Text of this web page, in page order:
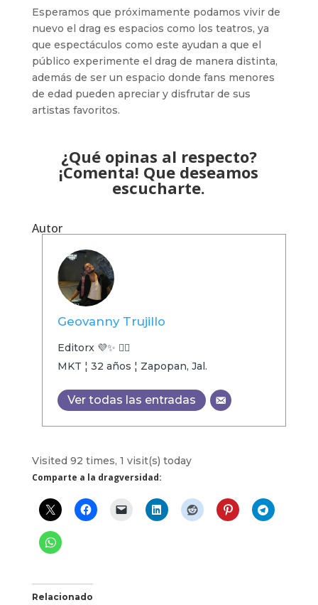
Esperamos que próximamente podamos vivir de
nuevo el drag es espacios como los teatros, ya
que espectáculos como este ayudan a que el
público experimente el drag de manera distinta,
además de ser un espacio donde fans menores
de edad pueden apreciar y disfrutar de sus
artistas favoritos.
¿Qué opinas al respecto?
¡Comenta! Que deseamos
escucharte.
Autor
Geovanny Trujillo
Editorx 💜✨ 🏳️‍🌈
MKT ¦ 32 años ¦ Zapopan, Jal.
Ver todas las entradas
Visited 92 times, 1 visit(s) today
Comparte a la dragversidad:
Relacionado